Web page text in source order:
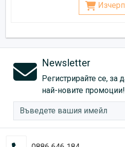
Newsletter
Регистрирайте се, за
най-новите промоции!